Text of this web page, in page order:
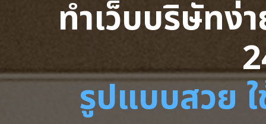
ทำเว็บบริษัทง่
รูปแบบสวย